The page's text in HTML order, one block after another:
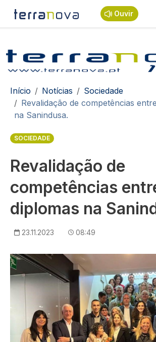
Passar para o conteúdo principal
Ouvir
Navegação estrutural
Início Notícias
Sociedade
Revalidação de competências
na Sanindusa.
SOCIEDADE
Revalidação de
competências
diplomas na
23.11.2023 08:49
Imagem